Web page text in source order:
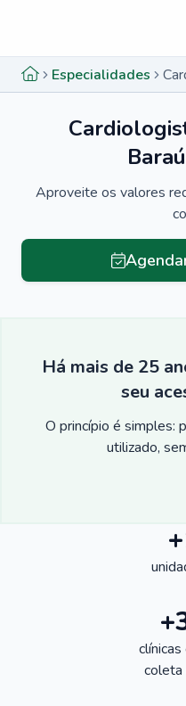
Especialidades
Aproveite os valores
Há mais de 25
seu
O princípio é simples:
utilizado,
coleta